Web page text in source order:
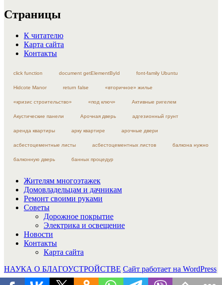
Страницы
К читателю
Карта сайта
Контакты
click function document getElementById font-family Ubuntu
Hidcote Manor return false «вторичное» жилье
«кризис строительство» «под ключ» Активные ригелем
Акустические панели Арочная дверь адгезионный грунт
аренда квартиры арку квартире арочные двери
асбестоцементные листы асбестоцементных листов балкона нужно
балконную дверь банных процедур
Жителям многоэтажек
Домовладельцам и дачникам
Ремонт своими руками
Советы
Дорожное покрытие
Электрика и освещение
Новости
Контакты
Карта сайта
НАУКА О БЛАГОУСТРОЙСТВЕ Сайт работает на WordPress